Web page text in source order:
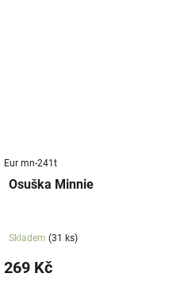
Eur mn-241t
Osuška Minnie
Skladem (31 ks)
269 Kč